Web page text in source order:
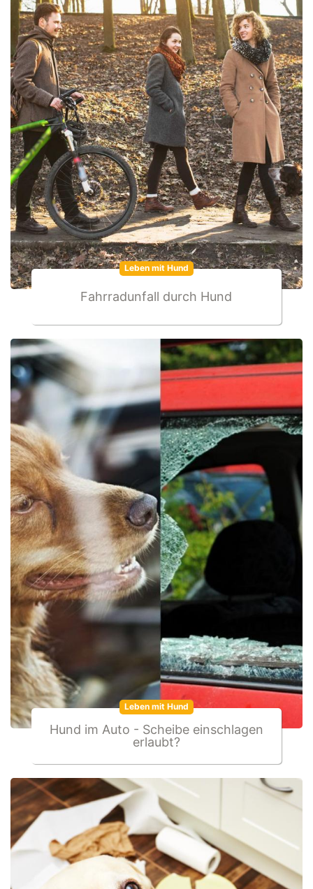
Leben mit Hund
Fahrradunfall durch Hund
Leben mit Hund
Hund im Auto - Scheibe einschlagen
erlaubt?